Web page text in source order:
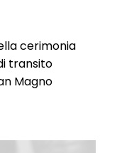
cerimonia
transito
Magno